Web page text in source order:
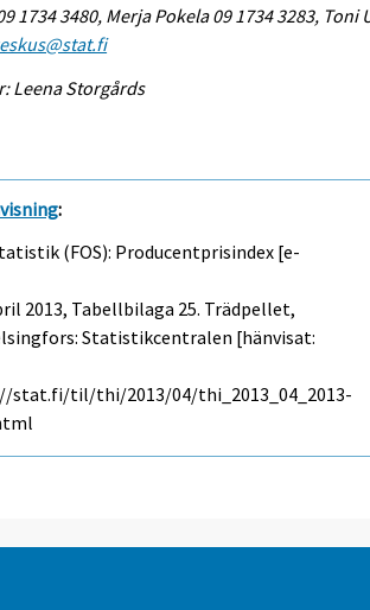
1734 3480, Merja Pokela 09 1734 3283, Toni
Leena Storgårds
:
(FOS): Producentprisindex [e-
2013, Tabellbilaga 25. Trädpellet,
Statistikcentralen [hänvisat:
til/thi/2013/04/thi_2013_04_2013-